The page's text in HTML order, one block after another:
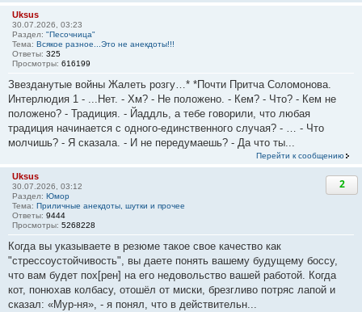
Uksus
30.07.2026, 03:23
Раздел: "Песочница"
Тема: Всякое разное...Это не анекдоты!!!
Ответы: 325
Просмотры: 616199
Звезданутые войны Жалеть розгу…* *Почти Притча Соломонова.
Интерлюдия 1 - ...Нет. - Хм? - Не положено. - Кем? - Что? - Кем не
положено? - Традиция. - Йаддль, а тебе говорили, что любая
традиция начинается с одного-единственного случая? - … - Что
молчишь? - Я сказала. - И не передумаешь? - Да что ты...
Перейти к сообщению
Uksus
30.07.2026, 03:12
Раздел: Юмор
Тема: Приличные анекдоты, шутки и прочее
Ответы: 9444
Просмотры: 5268228
2
Когда вы указываете в резюме такое свое качество как
"стрессоустойчивость", вы даете понять вашему будущему боссу,
что вам будет пох[рен] на его недовольство вашей работой. Когда
кот, понюхав колбасу, отошёл от миски, брезгливо потряс лапой и
сказал: «Мур-ня», - я понял, что в действительн...